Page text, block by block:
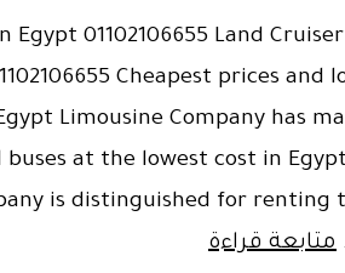
Egypt 01102106655 Land
Cheapest prices and
Limousine Company has
at the lowest cost in
is distinguished for renting
متابعة قراءة